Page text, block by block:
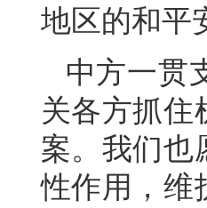
地区的和平
中方一贯
关各方抓住
案。我们也
性作用，维